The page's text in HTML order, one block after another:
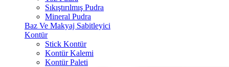
Sıkıştırılmış Pudra
Mineral Pudra
Baz Ve Makyaj Sabitleyici
Kontür
Stick Kontür
Kontür Kalemi
Kontür Paleti